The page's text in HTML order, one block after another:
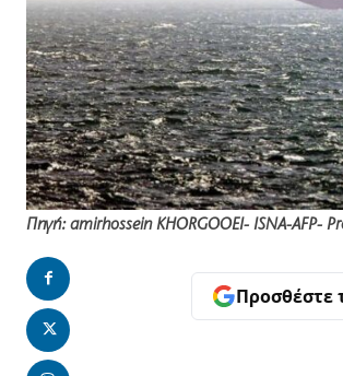
Πηγή: amirhossein KHORGOOEI- ISNA-AFP-
Προσθέστε